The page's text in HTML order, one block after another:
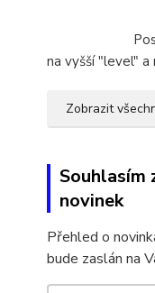
Posunuli
na vyšší "level" a
Zobrazit
Souhlasím
novinek
Přehled o
bude zaslán na